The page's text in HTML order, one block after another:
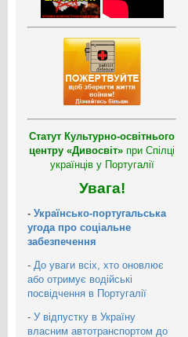
Статут Культурно-освітнього
центру «Дивосвіт» при Спілці
українців у Португалії
Увага!
- Українсько-португальська
угода про соціальне
забезпечення
- До уваги всіх, хто оновлює
або отримує водійські
посвідчення в Португалії
- У відпустку в Україну
власним автотранспортом до